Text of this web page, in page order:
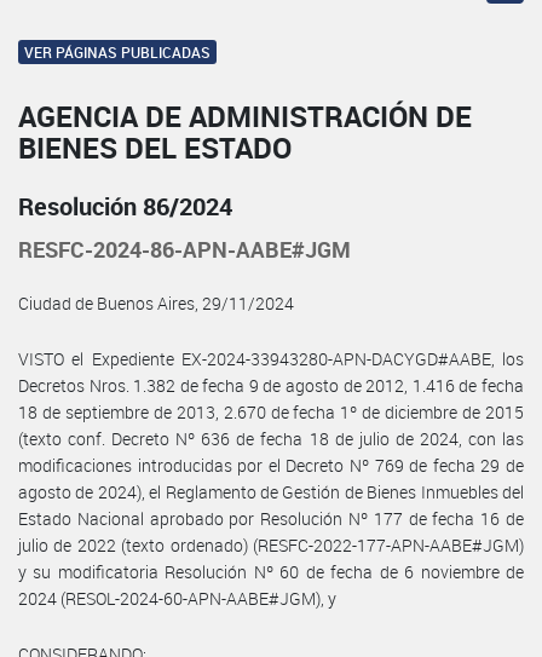
VER PÁGINAS PUBLICADAS
AGENCIA DE ADMINISTRACIÓN DE
BIENES DEL ESTADO
Resolución 86/2024
RESFC-2024-86-APN-AABE#JGM
Ciudad de Buenos Aires, 29/11/2024
VISTO el Expediente EX-2024-33943280-APN-DACYGD#AABE, los
Decretos Nros. 1.382 de fecha 9 de agosto de 2012, 1.416 de fecha
18 de septiembre de 2013, 2.670 de fecha 1º de diciembre de 2015
(texto conf. Decreto Nº 636 de fecha 18 de julio de 2024, con las
modificaciones introducidas por el Decreto Nº 769 de fecha 29 de
agosto de 2024), el Reglamento de Gestión de Bienes Inmuebles del
Estado Nacional aprobado por Resolución Nº 177 de fecha 16 de
julio de 2022 (texto ordenado) (RESFC-2022-177-APN-AABE#JGM)
y su modificatoria Resolución Nº 60 de fecha de 6 noviembre de
2024 (RESOL-2024-60-APN-AABE#JGM), y